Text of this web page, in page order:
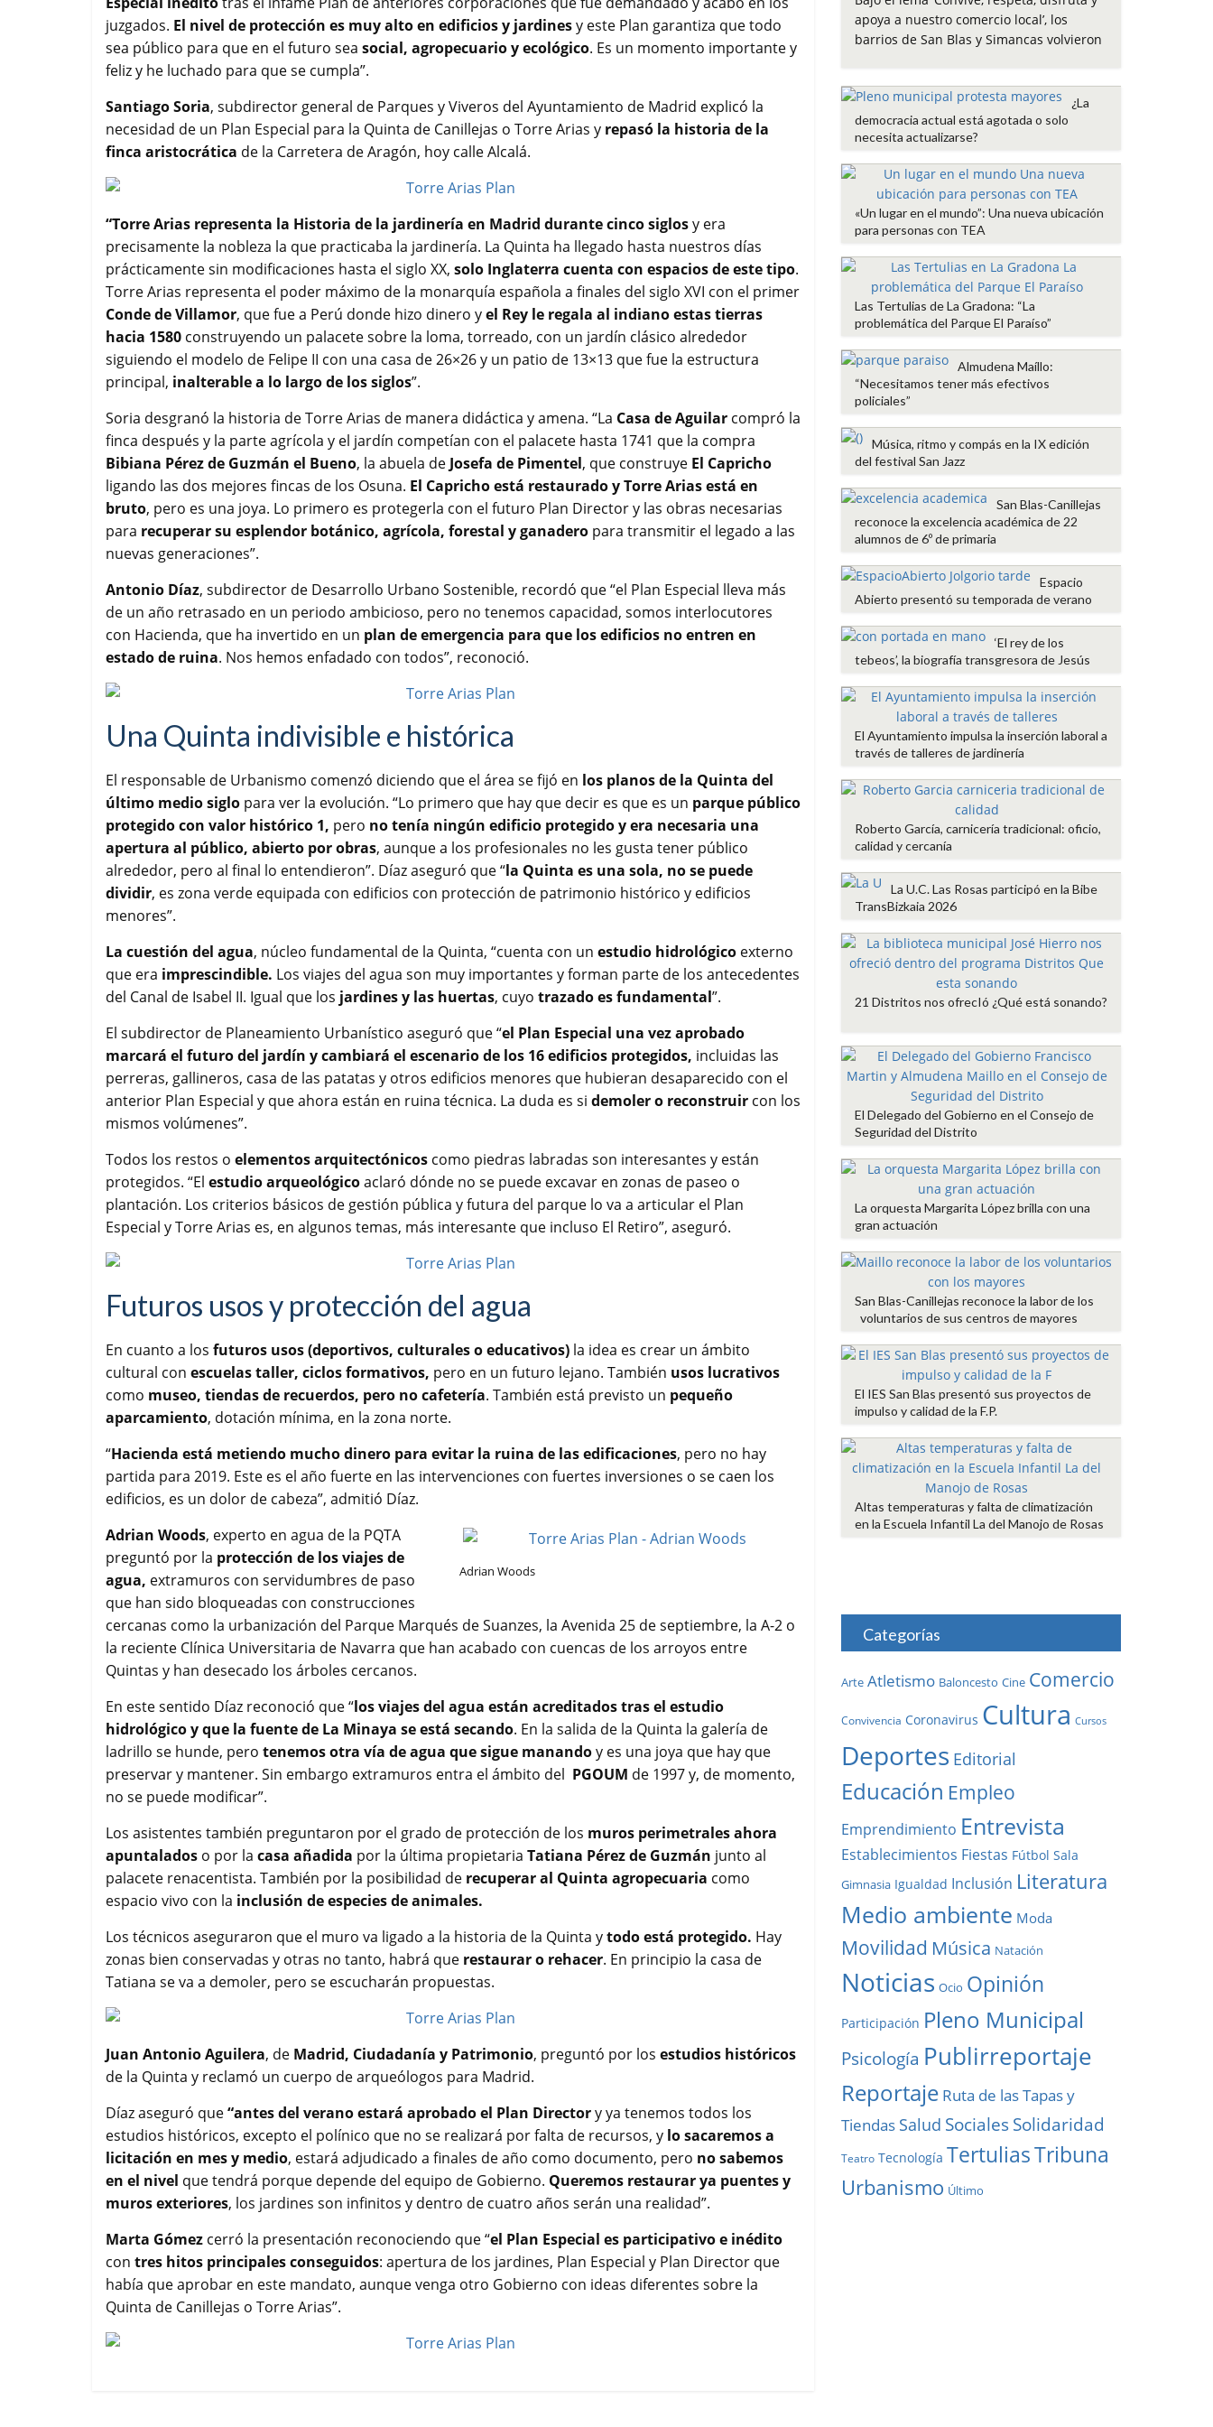
juzgados. El nivel de protección es muy alto en edificios y jardinesy este Plan garantiza que todo
sea público para que en el futuro sea social, agropecuario y ecológico. Es un momento importante y
feliz y he luchado para que se cumpla”.
Santiago Soria, subdirector general de Parques y Viveros del Ayuntamiento de Madrid explicó la
necesidad de un Plan Especial para la Quinta de Canillejas o Torre Arias y repasó la historia de la
finca aristocrática de la Carretera de Aragón, hoy calle Alcalá.
“Torre Arias representa la Historia de la jardinería en Madrid durante cinco siglosy era
precisamente la nobleza la que practicaba la jardinería. La Quinta ha llegado hasta nuestros días
prácticamente sin modificaciones hasta el siglo XX, solo Inglaterra cuenta con espacios de este tipo.
Torre Arias representa el poder máximo de la monarquía española a finales del siglo XVI con el primer
Conde de Villamor, que fue a Perú donde hizo dinero yel Rey le regala al indiano estas tierras
hacia 1580 construyendo un palacete sobre la loma, torreado, con un jardín clásico alrededor
siguiendo el modelo de Felipe II con una casa de 26×26 y un patio de 13×13 que fue la estructura
principal, inalterable a lo largo de los siglos”.
Soria desgranó la historia de Torre Arias de manera didáctica y amena. “La Casa de Aguilar compró la
finca después y la parte agrícola y el jardín competían con el palacete hasta 1741 que la compra
Bibiana Pérez de Guzmán el Bueno, la abuela de Josefa de Pimentel, que construye El Capricho
ligando las dos mejores fincas de los Osuna. El Capricho está restaurado y Torre Arias está en
bruto, pero es una joya. Lo primero es protegerla con el futuro Plan Director y las obras necesarias
para recuperar su esplendor botánico, agrícola, forestal y ganadero para transmitir el legado a las
nuevas generaciones”.
Antonio Díaz, subdirector de Desarrollo Urbano Sostenible, recordó que “el Plan Especial lleva más
de un año retrasado en un periodo ambicioso, pero no tenemos capacidad, somos interlocutores
con Hacienda, que ha invertido en un plan de emergencia para que los edificios no entren en
estado de ruina. Nos hemos enfadado con todos”, reconoció.
Una Quinta indivisible e histórica
El responsable de Urbanismo comenzó diciendo que el área se fijó en los planos de la Quinta del
último medio siglo para ver la evolución. “Lo primero que hay que decir es que es un parque público
protegido con valor histórico 1, pero no tenía ningún edificio protegido y era necesaria una
apertura al público, abierto por obras, aunque a los profesionales no les gusta tener público
alrededor, pero al final lo entendieron”. Díaz aseguró que “la Quinta es una sola, no se puede
dividir, es zona verde equipada con edificios con protección de patrimonio histórico y edificios
menores”.
La cuestión del agua, núcleo fundamental de la Quinta, “cuenta con un estudio hidrológico externo
que era imprescindible. Los viajes del agua son muy importantes y forman parte de los antecedentes
del Canal de Isabel II. Igual que los jardines y las huertas, cuyo trazado es fundamental”.
El subdirector de Planeamiento Urbanístico aseguró que “el Plan Especial una vez aprobado
marcará el futuro del jardín y cambiará el escenario de los 16 edificios protegidos, incluidas las
perreras, gallineros, casa de las patatas y otros edificios menores que hubieran desaparecido con el
anterior Plan Especial y que ahora están en ruina técnica. La duda es si demoler o reconstruir con los
mismos volúmenes”.
Todos los restos o elementos arquitectónicos como piedras labradas son interesantes y están
protegidos. “El estudio arqueológicoaclaró dónde no se puede excavar en zonas de paseo o
plantación. Los criterios básicos de gestión pública y futura del parque lo va a articular el Plan
Especial y Torre Arias es, en algunos temas, más interesante que incluso El Retiro”, aseguró.
Futuros usos y protección del agua
En cuanto a los futuros usos (deportivos, culturales o educativos) la idea es crear un ámbito
cultural con escuelas taller, ciclos formativos, pero en un futuro lejano. También usos lucrativos
como museo, tiendas de recuerdos, pero no cafetería. También está previsto un pequeño
aparcamiento, dotación mínima, en la zona norte.
“Hacienda está metiendo mucho dinero para evitar la ruina de las edificaciones, pero no hay
partida para 2019. Este es el año fuerte en las intervenciones con fuertes inversiones o se caen los
edificios, es un dolor de cabeza”, admitió Díaz.
Adrian Woods
Adrian Woods, experto en agua de la PQTA
preguntó por la protección de los viajes de
agua, extramuros con servidumbres de paso
que han sido bloqueadas con construcciones
cercanas como la urbanización del Parque Marqués de Suanzes, la Avenida 25 de septiembre, la A-2 o
la reciente Clínica Universitaria de Navarra que han acabado con cuencas de los arroyos entre
Quintas y han desecado los árboles cercanos.
En este sentido Díaz reconoció que “los viajes del agua están acreditados tras el estudio
hidrológico y que la fuente de La Minaya se está secando. En la salida de la Quinta la galería de
ladrillo se hunde, pero tenemos otra vía de agua que sigue manandoy es una joya que hay que
preservar y mantener. Sin embargo extramuros entra el ámbito del PGOUM de 1997 y, de momento,
no se puede modificar”.
Los asistentes también preguntaron por el grado de protección de los muros perimetrales ahora
apuntalados o por la casa añadida por la última propietaria Tatiana Pérez de Guzmán junto al
palacete renacentista. También por la posibilidad de recuperar al Quinta agropecuaria como
espacio vivo con la inclusión de especies de animales.
Los técnicos aseguraron que el muro va ligado a la historia de la Quinta ytodo está protegido. Hay
zonas bien conservadas y otras no tanto, habrá que restaurar o rehacer. En principio la casa de
Tatiana se va a demoler, pero se escucharán propuestas.
Juan Antonio Aguilera, de Madrid, Ciudadanía y Patrimonio, preguntó por los estudios históricos
de la Quinta y reclamó un cuerpo de arqueólogos para Madrid.
Díaz aseguró que“antes del verano estará aprobado el Plan Directory ya tenemos todos los
estudios históricos, excepto el polínico que no se realizará por falta de recursos, y lo sacaremos a
licitación en mes y medio, estará adjudicado a finales de año como documento, pero no sabemos
en el nivel que tendrá porque depende del equipo de Gobierno. Queremos restaurar ya puentes y
muros exteriores, los jardines son infinitos y dentro de cuatro años serán una realidad”.
Marta Gómez cerró la presentación reconociendo que “el Plan Especial es participativo e inédito
con tres hitos principales conseguidos: apertura de los jardines, Plan Especial y Plan Director que
había que aprobar en este mandato, aunque venga otro Gobierno con ideas diferentes sobre la
Quinta de Canillejas o Torre Arias”.
e
b
k
t
t
t
s
p
l
p
a
r
i
r
apoya a nuestro comercio local’, los
barrios de San Blas y Simancas volvieron
¿La
democracia actual está agotada o solo
necesita actualizarse?
«Un lugar en el mundo”: Una nueva ubicación
para personas con TEA
Las Tertulias de La Gradona: “La
problemática del Parque El Paraíso”
Almudena Maíllo:
“Necesitamos tener más efectivos
policiales”
Música, ritmo y compás en la IX edición
del festival San Jazz
San Blas-Canillejas
reconoce la excelencia académica de 22
alumnos de 6º de primaria
Espacio
Abierto presentó su temporada de verano
‘El rey de los
tebeos’, la biografía transgresora de Jesús
El Ayuntamiento impulsa la inserción laboral a
través de talleres de jardinería
Roberto García, carnicería tradicional: oficio,
calidad y cercanía
La U.C. Las Rosas participó en la Bibe
TransBizkaia 2026
21 Distritos nos ofrecIó ¿Qué está sonando?
El Delegado del Gobierno en el Consejo de
Seguridad del Distrito
La orquesta Margarita López brilla con una
gran actuación
San Blas-Canillejas reconoce la labor de los
voluntarios de sus centros de mayores
El IES San Blas presentó sus proyectos de
impulso y calidad de la F.P.
Altas temperaturas y falta de climatización
en la Escuela Infantil La del Manojo de Rosas
Categorías
Arte Atletismo Baloncesto Cine Comercio
Convivencia Coronavirus Cultura Cursos
Deportes Editorial
Educación Empleo
Emprendimiento Entrevista
Establecimientos Fiestas Fútbol Sala
Gimnasia Igualdad Inclusión Literatura
Medio ambiente Moda
Movilidad Música Natación
Noticias Ocio Opinión
Participación Pleno Municipal
Psicología Publirreportaje
Reportaje Ruta de las Tapas y
Tiendas Salud SocialesSolidaridad
Teatro Tecnología TertuliasTribuna
Urbanismo Último